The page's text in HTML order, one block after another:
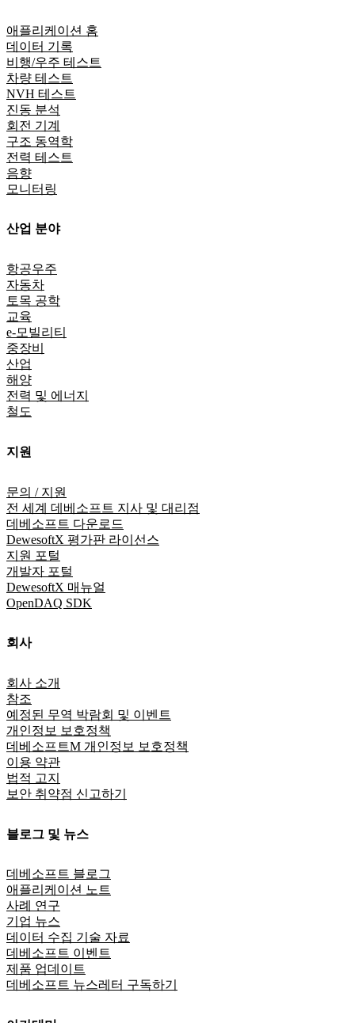
애플리케이션 홈
데이터 기록
비행/우주 테스트
차량 테스트
NVH 테스트
진동 분석
회전 기계
구조 동역학
전력 테스트
음향
모니터링
산업 분야
항공우주
자동차
토목 공학
교육
e-모빌리티
중장비
산업
해양
전력 및 에너지
철도
지원
문의 / 지원
전 세계 데베소프트 지사 및 대리점
데베소프트 다운로드
DewesoftX 평가판 라이선스
지원 포털
개발자 포털
DewesoftX 매뉴얼
OpenDAQ SDK
회사
회사 소개
참조
예정된 무역 박람회 및 이벤트
개인정보 보호정책
데베소프트M 개인정보 보호정책
이용 약관
법적 고지
보안 취약점 신고하기
블로그 및 뉴스
데베소프트 블로그
애플리케이션 노트
사례 연구
기업 뉴스
데이터 수집 기술 자료
데베소프트 이벤트
제품 업데이트
데베소프트 뉴스레터 구독하기